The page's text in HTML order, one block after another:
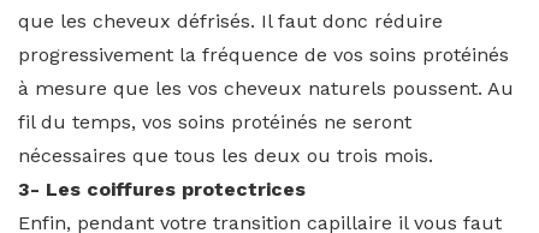
que les cheveux défrisés. Il faut donc réduire
progressivement la fréquence de vos soins protéinés
à mesure que les vos cheveux naturels poussent. Au
fil du temps, vos soins protéinés ne seront
nécessaires que tous les deux ou trois mois.
3- Les coiffures protectrices
Enfin, pendant votre transition capillaire il vous faut